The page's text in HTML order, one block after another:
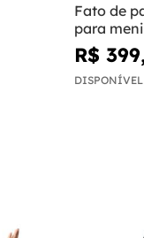
Fato de
para
R$
DISPONÍVEL